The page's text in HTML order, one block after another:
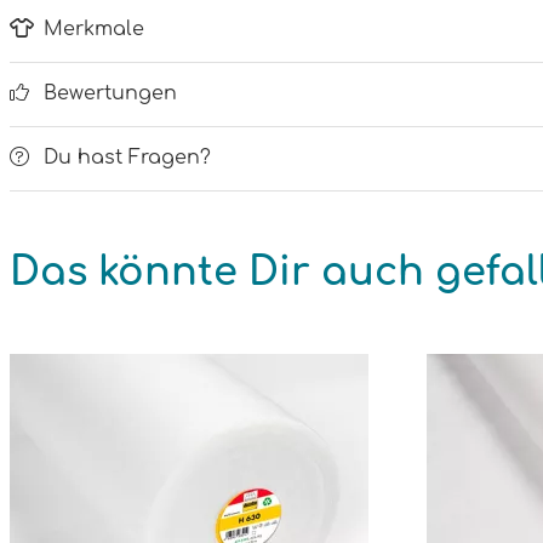
Merkmale
Bewertungen
Du hast Fragen?
Das könnte Dir auch